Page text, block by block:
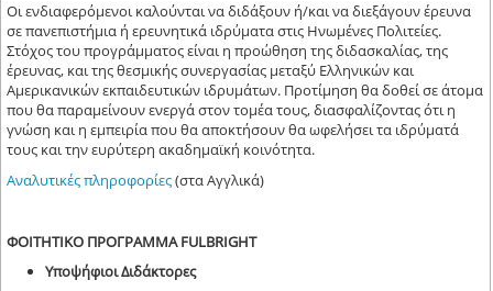
Οι ενδιαφερόμενοι καλούνται να διδάξουν ή/και να διεξάγουν έρευνα
σε πανεπιστήμια ή ερευνητικά ιδρύματα στις Ηνωμένες Πολιτείες.
Στόχος του προγράμματος είναι η προώθηση της διδασκαλίας, της
έρευνας, και της θεσμικής συνεργασίας μεταξύ Ελληνικών και
Αμερικανικών εκπαιδευτικών ιδρυμάτων. Προτίμηση θα δοθεί σε άτομα
που θα παραμείνουν ενεργά στον τομέα τους, διασφαλίζοντας ότι η
γνώση και η εμπειρία που θα αποκτήσουν θα ωφελήσει τα ιδρύματά
τους και την ευρύτερη ακαδημαϊκή κοινότητα.
Αναλυτικές πληροφορίες(στα Αγγλικά)
ΦΟΙΤΗΤΙΚΟ ΠΡΟΓΡΑΜΜΑ FULBRIGHT
Υποψήφιοι Διδάκτορες